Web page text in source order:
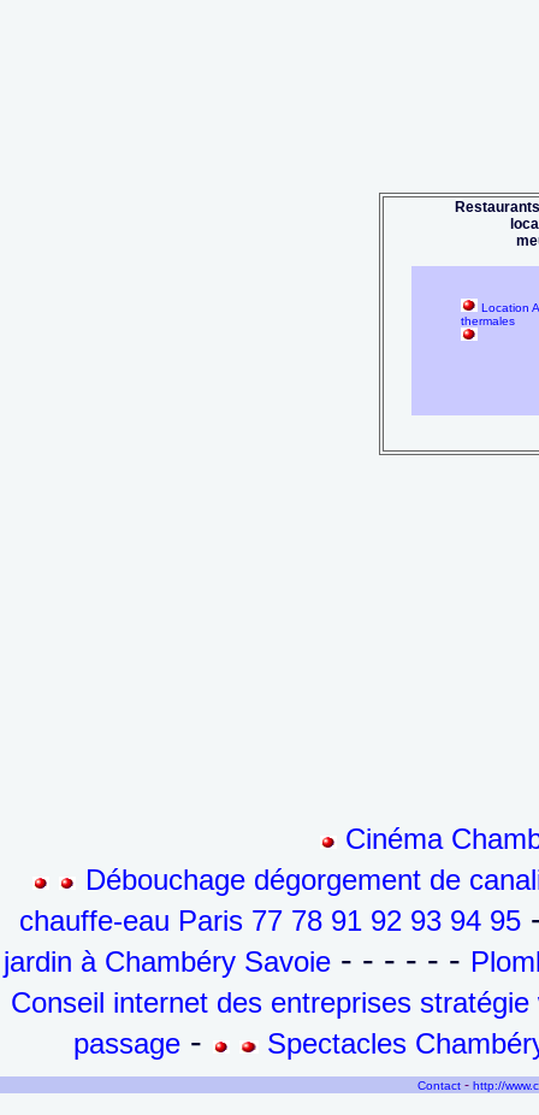
Location
thermales
Cinéma
Débouchage dégorgement de
chauffe-eau Paris 77 78 91 92 93 94 95
jardin à Chambéry Savoie - - - - - -
Conseil internet des entreprises stratégie
passage - Spectacles
Contact - http://